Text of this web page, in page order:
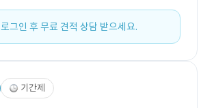
로그인 후 무료 견적 상담 받으세요.
기간제